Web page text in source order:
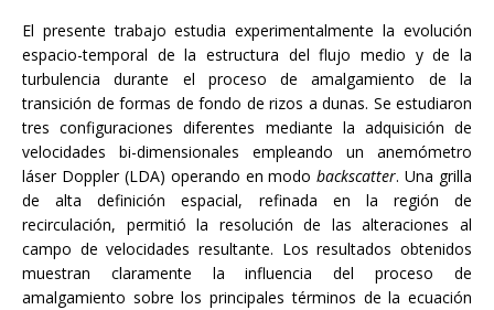
El presente trabajo estudia experimentalmente la evolución
espacio-temporal de la estructura del flujo medio y de la
turbulencia durante el proceso de amalgamiento de la
transición de formas de fondo de rizos a dunas. Se estudiaron
tres configuraciones diferentes mediante la adquisición de
velocidades bi-dimensionales empleando un anemómetro
láser Doppler (LDA) operando en modobackscatter. Una grilla
de alta definición espacial, refinada en la región de
recirculación, permitió la resolución de las alteraciones al
campo de velocidades resultante. Los resultados obtenidos
muestran claramente la influencia del proceso de
amalgamiento sobre los principales términos de la ecuación